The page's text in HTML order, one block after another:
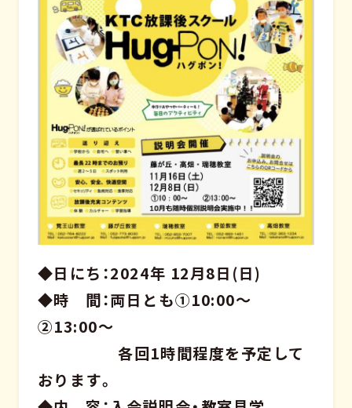
◆日にち：2024年 12月8日(日)
◆時 間：両日とも①10:00～
②13:00～
各回1時間程度を予定して
おります。